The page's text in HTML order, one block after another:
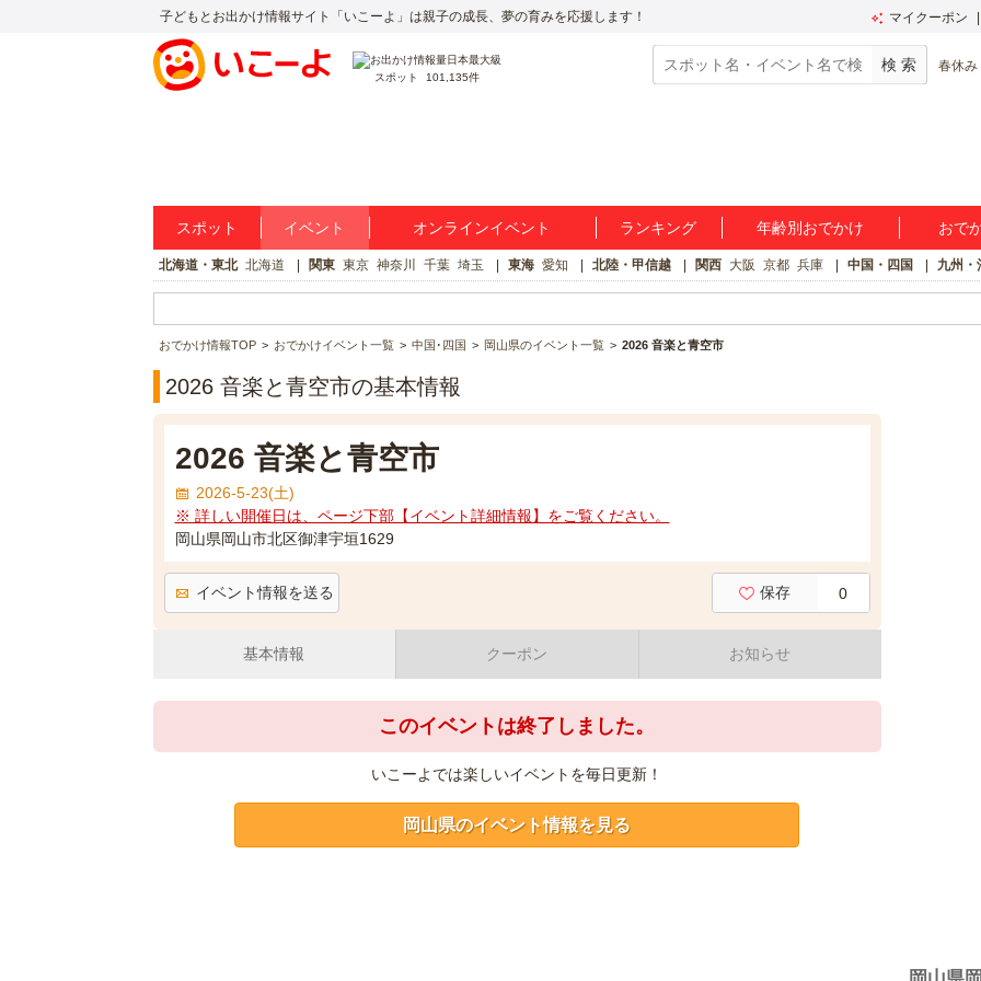
子どもとお出かけ情報サイト「いこーよ」は親子の成長、夢の育みを応援します！ マイクーポン
スポット 101,135件
春休み
スポット イベント オンラインイベント ランキング 年齢別おでかけ おで
北海道・東北 北海道 関東 東京 神奈川 千葉 埼玉 東海 愛知 北陸・甲信越 関西 大阪 京都 兵庫 中国・四国 九州・
おでかけ情報TOP おでかけイベント一覧 中国･四国 岡山県のイベント一覧 2026 音楽と青空市
2026 音楽と青空市の基本情報
2026 音楽と青空市
2026-5-23(土)
※ 詳しい開催日は、ページ下部【イベント詳細情報】をご覧ください。
岡山県岡山市北区御津宇垣1629
イベント情報を送る 保存 0
基本情報 クーポン お知らせ
このイベントは終了しました。
いこーよでは楽しいイベントを毎日更新！
岡山県のイベント情報を見る